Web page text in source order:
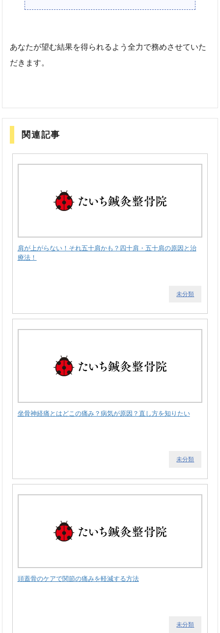
あなたが望む結果を得られるよう全力で務めさせていた
だきます。
関連記事
肩が上がらない！それ五十肩かも？四十肩・五十肩の原因と治
療法！
未分類
坐骨神経痛とはどこの痛み？病気が原因？直し方を知りたい
未分類
頭蓋骨のケアで関節の痛みを軽減する方法
未分類